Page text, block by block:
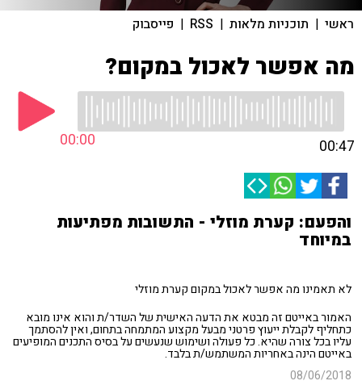
ראשי | תוכניות מלאות |
RSS
| פייסבוק
מה אפשר לאכול במקום?
00:00 00:47
והפעם: קערת מוזלי - התשובות מפתיעות
במיוחד
לא תאמינו מה אפשר לאכול במקום קערת מוזלי
האמור באייטם זה מבטא את הדעה האישית של השדר/ת והוא אינו מובא
כתחליף לקבלת ייעוץ פרטני מבעל מקצוע המתמחה בתחום, ואין להסתמך
עליו בכל צורה שהיא. כל פעולה ושימוש שנעשים על בסיס התכנים המופיעים
באייטם הינה באחריות המשתמש/ת בלבד.
08/06/2018